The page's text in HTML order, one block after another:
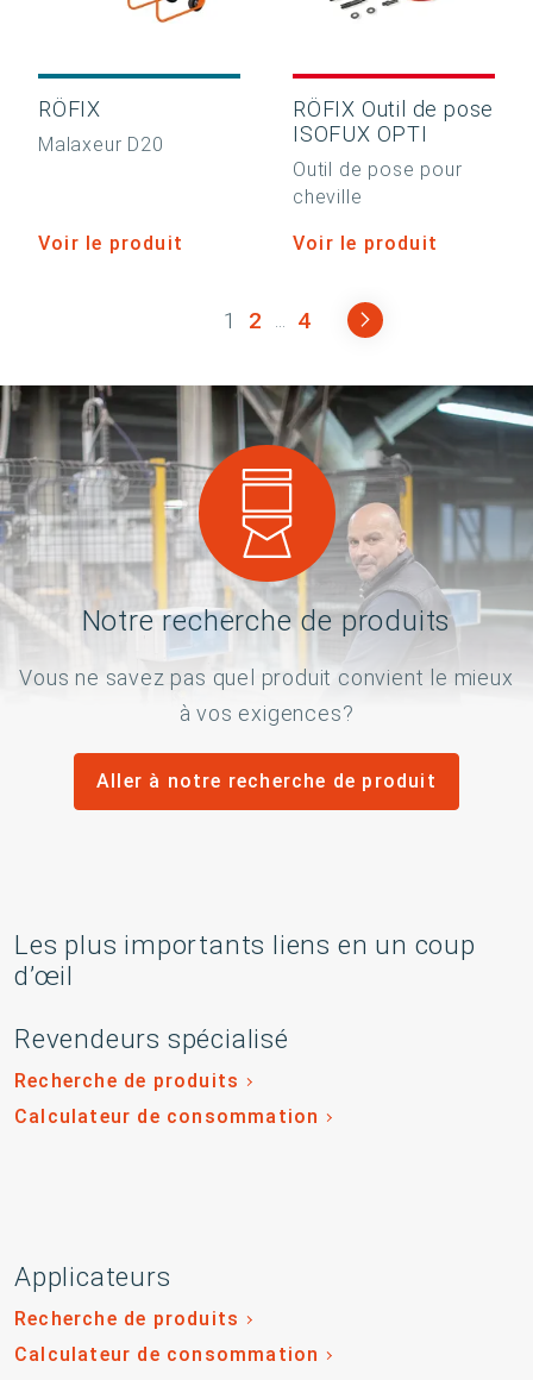
RÖFIX
Malaxeur D20
Voir le produit
RÖFIX Outil de pose
ISOFUX OPTI
Outil de pose pour
cheville
Voir le produit
1 2 ... 4
Notre recherche de produits
Vous ne savez pas quel produit convient le mieux
à vos exigences?
Aller à notre recherche de produit
Les plus importants liens en un coup
d’œil
Revendeurs spécialisé
Recherche de produits
Calculateur de consommation
Applicateurs
Recherche de produits
Calculateur de consommation